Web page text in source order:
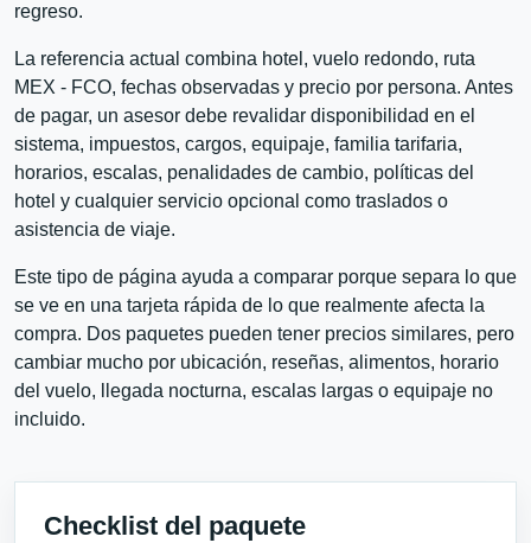
regreso.
La referencia actual combina hotel, vuelo redondo, ruta
MEX - FCO, fechas observadas y precio por persona. Antes
de pagar, un asesor debe revalidar disponibilidad en el
sistema, impuestos, cargos, equipaje, familia tarifaria,
horarios, escalas, penalidades de cambio, políticas del
hotel y cualquier servicio opcional como traslados o
asistencia de viaje.
Este tipo de página ayuda a comparar porque separa lo que
se ve en una tarjeta rápida de lo que realmente afecta la
compra. Dos paquetes pueden tener precios similares, pero
cambiar mucho por ubicación, reseñas, alimentos, horario
del vuelo, llegada nocturna, escalas largas o equipaje no
incluido.
Checklist del paquete